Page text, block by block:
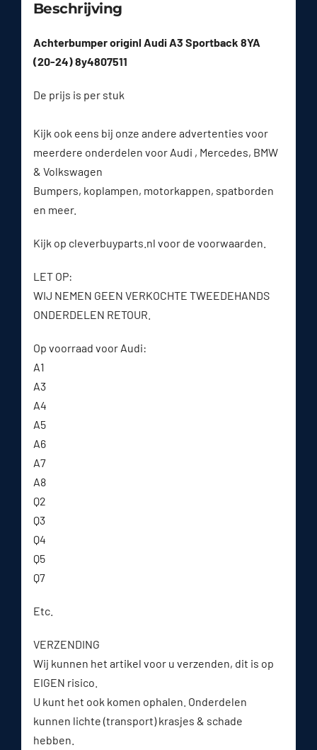
Beschrijving
Achterbumper originl Audi A3 Sportback 8YA
(20-24) 8y4807511
De prijs is per stuk
Kijk ook eens bij onze andere advertenties voor
meerdere onderdelen voor Audi , Mercedes, BMW
& Volkswagen
Bumpers, koplampen, motorkappen, spatborden
en meer.
Kijk op cleverbuyparts.nl voor de voorwaarden.
LET OP:
WIJ NEMEN GEEN VERKOCHTE TWEEDEHANDS
ONDERDELEN RETOUR.
Op voorraad voor Audi:
A1
A3
A4
A5
A6
A7
A8
Q2
Q3
Q4
Q5
Q7
Etc.
VERZENDING
Wij kunnen het artikel voor u verzenden, dit is op
EIGEN risico.
U kunt het ook komen ophalen. Onderdelen
kunnen lichte (transport) krasjes & schade
hebben.